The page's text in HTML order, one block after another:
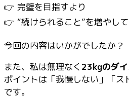
👉 完璧を目指すより
👉 “続けられること”を増やして
今回の内容はいかがでしたか？
また、私は無理なく 23kgのダ
ポイントは「我慢しない」「ス
です。